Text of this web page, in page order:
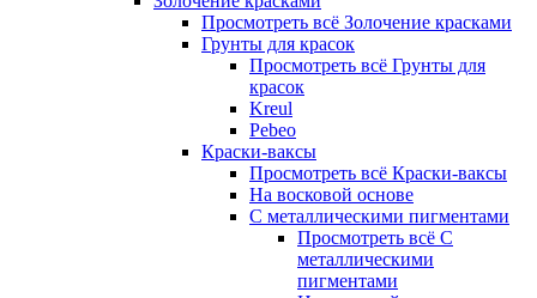
Просмотреть всё Золочение красками
Грунты для красок
Просмотреть всё Грунты для
красок
Kreul
Pebeo
Краски-ваксы
Просмотреть всё Краски-ваксы
На восковой основе
С металлическими пигментами
Просмотреть всё С
металлическими
пигментами